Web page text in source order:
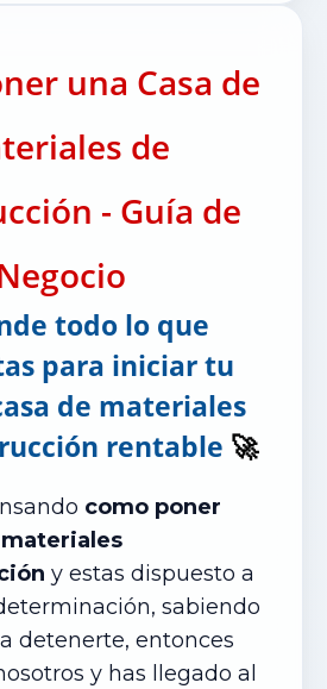
una Casa de
de
- Guía de
todo lo que
para iniciar tu
de materiales
rentable 🚀
como poner
y estas dispuesto a
sabiendo
detenerte, entonces
y has llegado al